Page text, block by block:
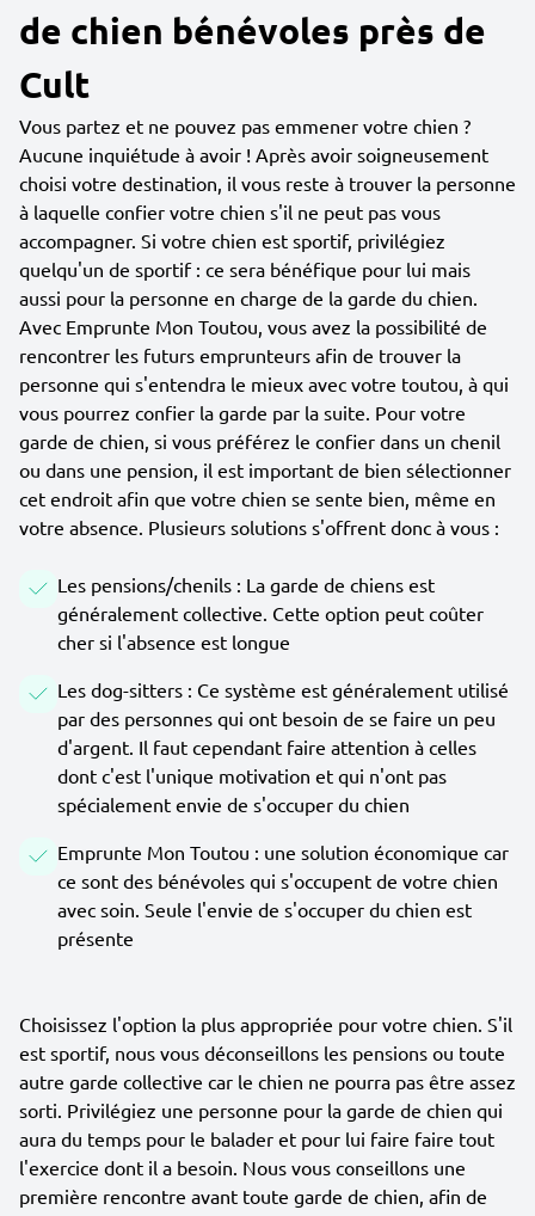
de chien bénévoles près de
Cult
Vous partez et ne pouvez pas emmener votre chien ?
Aucune inquiétude à avoir ! Après avoir soigneusement
choisi votre destination, il vous reste à trouver la personne
à laquelle confier votre chien s'il ne peut pas vous
accompagner. Si votre chien est sportif, privilégiez
quelqu'un de sportif : ce sera bénéfique pour lui mais
aussi pour la personne en charge de la garde du chien.
Avec Emprunte Mon Toutou, vous avez la possibilité de
rencontrer les futurs emprunteurs afin de trouver la
personne qui s'entendra le mieux avec votre toutou, à qui
vous pourrez confier la garde par la suite. Pour votre
garde de chien, si vous préférez le confier dans un chenil
ou dans une pension, il est important de bien sélectionner
cet endroit afin que votre chien se sente bien, même en
votre absence. Plusieurs solutions s'offrent donc à vous :
Les pensions/chenils : La garde de chiens est
généralement collective. Cette option peut coûter
cher si l'absence est longue
Les dog-sitters : Ce système est généralement utilisé
par des personnes qui ont besoin de se faire un peu
d'argent. Il faut cependant faire attention à celles
dont c'est l'unique motivation et qui n'ont pas
spécialement envie de s'occuper du chien
Emprunte Mon Toutou : une solution économique car
ce sont des bénévoles qui s'occupent de votre chien
avec soin. Seule l'envie de s'occuper du chien est
présente
Choisissez l'option la plus appropriée pour votre chien. S'il
est sportif, nous vous déconseillons les pensions ou toute
autre garde collective car le chien ne pourra pas être assez
sorti. Privilégiez une personne pour la garde de chien qui
aura du temps pour le balader et pour lui faire faire tout
l'exercice dont il a besoin. Nous vous conseillons une
première rencontre avant toute garde de chien, afin de